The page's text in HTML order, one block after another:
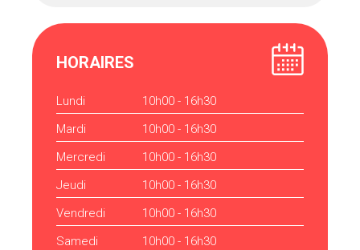
HORAIRES
Lundi
10h00 - 16h30
Mardi
10h00 - 16h30
Mercredi
10h00 - 16h30
Jeudi
10h00 - 16h30
Vendredi
10h00 - 16h30
Samedi
10h00 - 16h30